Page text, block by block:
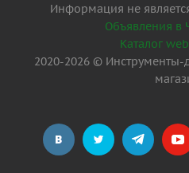
Информация не
Объявления в
Каталог
2020-2026 ©